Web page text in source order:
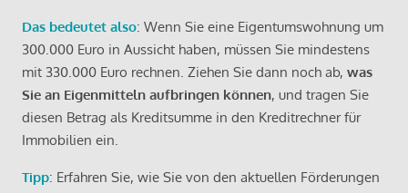
Das bedeutet also: Wenn Sie eine Eigentumswohnung um
300.000 Euro in Aussicht haben, müssen Sie mindestens
mit 330.000 Euro rechnen. Ziehen Sie dann noch ab, was
Sie an Eigenmitteln aufbringen können, und tragen Sie
diesen Betrag als Kreditsumme in den Kreditrechner für
Immobilien ein.
Tipp: Erfahren Sie, wie Sie von den aktuellen Förderungen